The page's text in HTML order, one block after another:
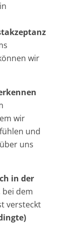
wir
wir
und
uns
in der
bei dem
versteckt